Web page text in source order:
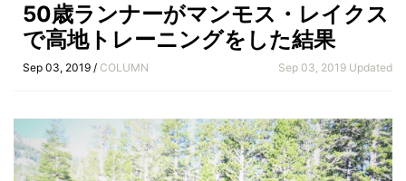
50歳ランナーがマンモス・レイクス
で高地トレーニングをした結果
Sep 03, 2019 / COLUMN Sep 03, 2019 Updated